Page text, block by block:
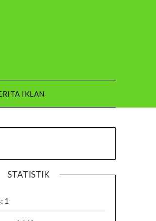
IKLAN
STATISTIK
1